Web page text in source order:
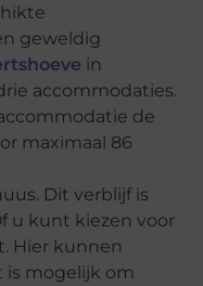
geweldig
in
accommodaties.
de
maximaal 86
Dit verblijf is
u kunt kiezen voor
Hier kunnen
is mogelijk om